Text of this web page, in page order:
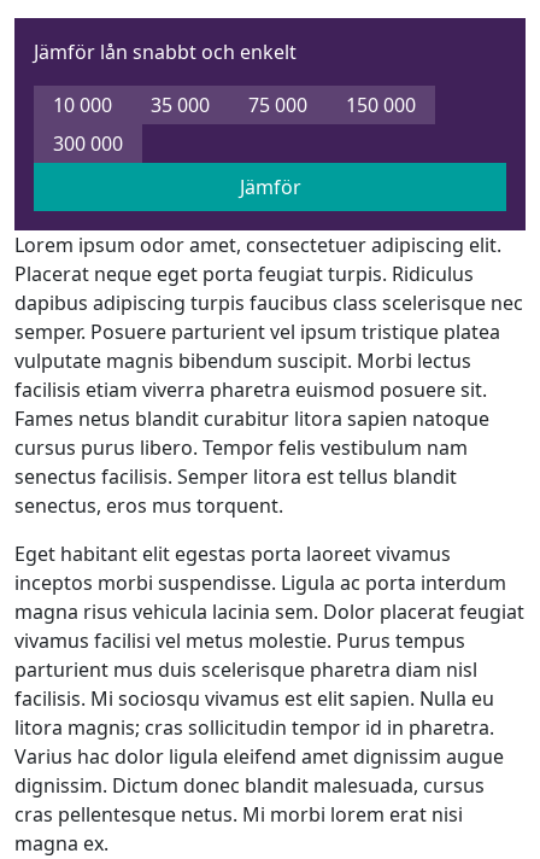
Jämför lån snabbt och enkelt
10 000
35 000 75 000
150 000
300 000
Jämför
Lorem ipsum odor amet, consectetuer adipiscing elit.
Placerat neque eget porta feugiat turpis. Ridiculus
dapibus adipiscing turpis faucibus class scelerisque nec
semper. Posuere parturient vel ipsum tristique platea
vulputate magnis bibendum suscipit. Morbi lectus
facilisis etiam viverra pharetra euismod posuere sit.
Fames netus blandit curabitur litora sapien natoque
cursus purus libero. Tempor felis vestibulum nam
senectus facilisis. Semper litora est tellus blandit
senectus, eros mus torquent.
Eget habitant elit egestas porta laoreet vivamus
inceptos morbi suspendisse. Ligula ac porta interdum
magna risus vehicula lacinia sem. Dolor placerat feugiat
vivamus facilisi vel metus molestie. Purus tempus
parturient mus duis scelerisque pharetra diam nisl
facilisis. Mi sociosqu vivamus est elit sapien. Nulla eu
litora magnis; cras sollicitudin tempor id in pharetra.
Varius hac dolor ligula eleifend amet dignissim augue
dignissim. Dictum donec blandit malesuada, cursus
cras pellentesque netus. Mi morbi lorem erat nisi
magna ex.